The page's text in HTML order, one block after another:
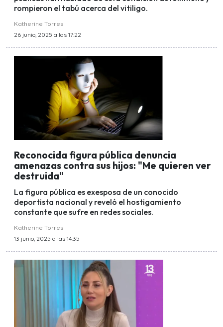
rompieron el tabú acerca del vitiligo.
Katherine Torres
26 junio, 2025 a las 17:22
Reconocida figura pública denuncia
amenazas contra sus hijos: "Me quieren ver
destruida"
La figura pública es exesposa de un conocido
deportista nacional y reveló el hostigamiento
constante que sufre en redes sociales.
Katherine Torres
13 junio, 2025 a las 14:35